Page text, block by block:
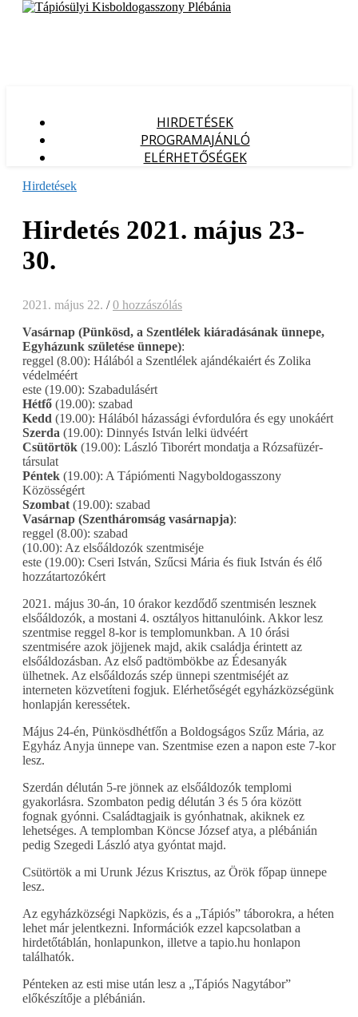
HIRDETÉSEK
PROGRAMAJÁNLÓ
ELÉRHETŐSÉGEK
Hirdetések
Hirdetés 2021. május 23-
30.
2021. május 22. / 0 hozzászólás
Vasárnap (Pünkösd, a Szentlélek kiáradásának ünnepe,
Egyházunk születése ünnepe):
reggel (8.00): Hálából a Szentlélek ajándékaiért és Zolika
védelméért
este (19.00): Szabadulásért
Hétfő (19.00): szabad
Kedd (19.00): Hálából házassági évfordulóra és egy unokáért
Szerda (19.00): Dinnyés István lelki üdvéért
Csütörtök (19.00): László Tiborért mondatja a Rózsafüzér-
társulat
Péntek (19.00): A Tápiómenti Nagyboldogasszony
Közösségért
Szombat (19.00): szabad
Vasárnap (Szentháromság vasárnapja):
reggel (8.00): szabad
(10.00): Az elsőáldozók szentmiséje
este (19.00): Cseri István, Szűcsi Mária és fiuk István és élő
hozzátartozókért
2021. május 30-án, 10 órakor kezdődő szentmisén lesznek
elsőáldozók, a mostani 4. osztályos hittanulóink. Akkor lesz
szentmise reggel 8-kor is templomunkban. A 10 órási
szentmisére azok jöjjenek majd, akik családja érintett az
elsőáldozásban. Az első padtömbökbe az Édesanyák
ülhetnek. Az elsőáldozás szép ünnepi szentmiséjét az
interneten közvetíteni fogjuk. Elérhetőségét egyházközségünk
honlapján keressétek.
Május 24-én, Pünkösdhétfőn a Boldogságos Szűz Mária, az
Egyház Anyja ünnepe van. Szentmise ezen a napon este 7-kor
lesz.
Szerdán délután 5-re jönnek az elsőáldozók templomi
gyakorlásra. Szombaton pedig délután 3 és 5 óra között
fognak gyónni. Családtagjaik is gyónhatnak, akiknek ez
lehetséges. A templomban Köncse József atya, a plébánián
pedig Szegedi László atya gyóntat majd.
Csütörtök a mi Urunk Jézus Krisztus, az Örök főpap ünnepe
lesz.
Az egyházközségi Napközis, és a „Tápiós” táborokra, a héten
lehet már jelentkezni. Információk ezzel kapcsolatban a
hirdetőtáblán, honlapunkon, illetve a tapio.hu honlapon
találhatók.
Pénteken az esti mise után lesz a „Tápiós Nagytábor”
előkészítője a plébánián.